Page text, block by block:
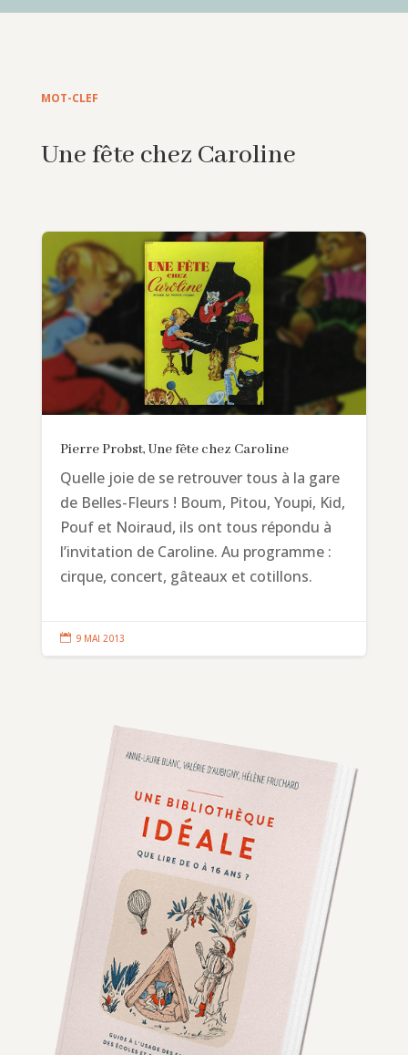
MOT-CLEF
Une fête chez Caroline
Pierre Probst, Une fête chez Caroline
Quelle joie de se retrouver tous à la gare
de Belles-Fleurs ! Boum, Pitou, Youpi, Kid,
Pouf et Noiraud, ils ont tous répondu à
l’invitation de Caroline. Au programme :
cirque, concert, gâteaux et cotillons.
 9 MAI 2013